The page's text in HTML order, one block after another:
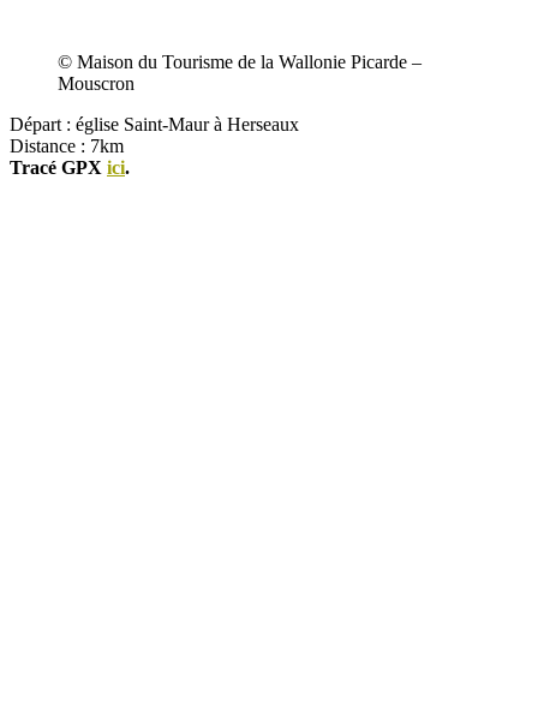
© Maison du Tourisme de la Wallonie Picarde –
Mouscron
Départ : église Saint-Maur à Herseaux
Distance : 7km
Tracé GPX ici.